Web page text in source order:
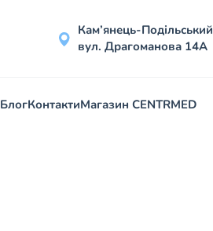
Кам’янець-Подільський
вул. Драгоманова 14А
БлогКонтактиМагазин CENTRMED